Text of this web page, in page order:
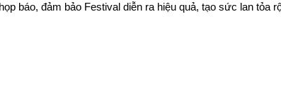
ọp báo, đảm bảo Festival diễn ra hiệu quả, tạo sức lan tỏa